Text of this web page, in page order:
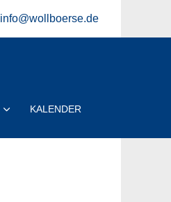
info@wollboerse.de
KALENDER